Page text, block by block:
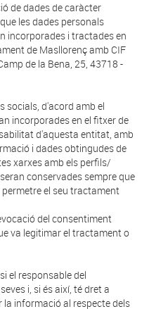
de dades de caràcter
les dades personals
incorporades i tractades en
de Masllorenç amb CIF
de la Bena, 25, 43718 -
socials, d'acord amb el
incorporades en el fitxer de
d'aquesta entitat, amb
i dades obtingudes de
xarxes amb els perfils/
conservades sempre que
el seu tractament
del consentiment
va legitimar el tractament o
el responsable del
i, si és així, té dret a
informació al respecte dels